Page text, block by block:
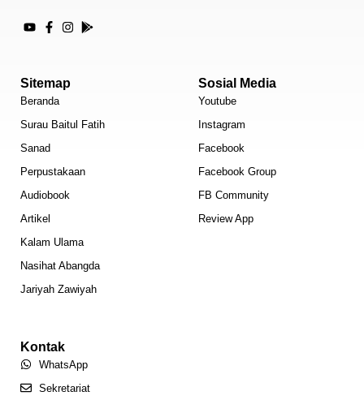
Sitemap
Beranda
Surau Baitul Fatih
Sanad
Perpustakaan
Audiobook
Artikel
Kalam Ulama
Nasihat Abangda
Jariyah Zawiyah
Sosial Media
Youtube
Instagram
Facebook
Facebook Group
FB Community
Review App
Kontak
WhatsApp
Sekretariat